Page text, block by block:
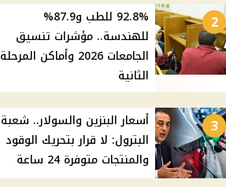
2
92.8% للطب و87.9%
للهندسة.. مؤشرات تنسيق
الجامعات 2026 وأماكن المرحلة
الثانية
3
أسعار البنزين والسولار.. شعبة
البترول: لا قرار بتحريك الوقود
والمنتجات متوفرة 24 ساعة